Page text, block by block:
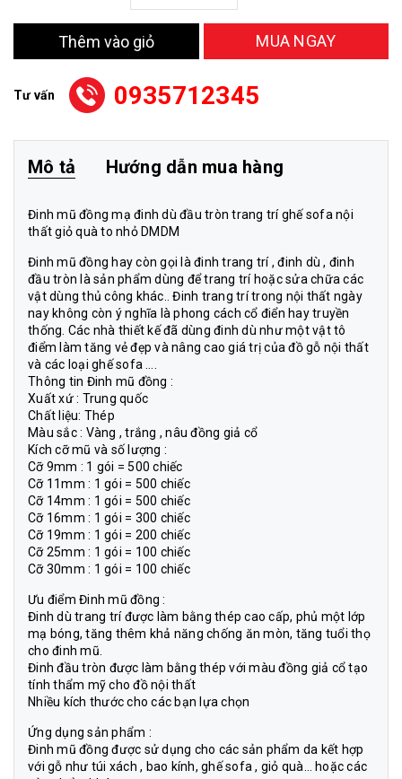
Thêm vào giỏ MUA NGAY
Tư vấn 0935712345
Mô tả Hướng dẫn mua hàng
Đinh mũ đồng mạ đinh dù đầu tròn trang trí ghế sofa nội
thất giỏ quà to nhỏ DMDM
Đinh mũ đồng hay còn gọi là đinh trang trí , đinh dù , đinh
đầu tròn là sản phẩm dùng để trang trí hoặc sửa chữa các
vật dùng thủ công khác.. Đinh trang trí trong nội thất ngày
nay không còn ý nghĩa là phong cách cổ điển hay truyền
thống. Các nhà thiết kế đã dùng đinh dù như một vật tô
điểm làm tăng vẻ đẹp và nâng cao giá trị của đồ gỗ nội thất
và các loại ghế sofa ….
Thông tin Đinh mũ đồng :
Xuất xứ : Trung quốc
Chất liệu: Thép
Màu sắc : Vàng , trắng , nâu đồng giả cổ
Kích cỡ mũ và số lượng :
Cỡ 9mm : 1 gói = 500 chiếc
Cỡ 11mm : 1 gói = 500 chiếc
Cỡ 14mm : 1 gói = 500 chiếc
Cỡ 16mm : 1 gói = 300 chiếc
Cỡ 19mm : 1 gói = 200 chiếc
Cỡ 25mm : 1 gói = 100 chiếc
Cỡ 30mm : 1 gói = 100 chiếc
Ưu điểm Đinh mũ đồng :
Đinh dù trang trí được làm bằng thép cao cấp, phủ một lớp
mạ bóng, tăng thêm khả năng chống ăn mòn, tăng tuổi thọ
cho đinh mũ.
Đinh đầu tròn được làm bằng thép với màu đồng giả cổ tạo
tính thẩm mỹ cho đồ nội thất
Nhiều kích thước cho các bạn lựa chọn
Ứng dụng sản phẩm :
Đinh mũ đồng được sử dụng cho các sản phẩm da kết hợp
với gỗ như túi xách , bao kính, ghế sofa , giỏ quà… hoặc các